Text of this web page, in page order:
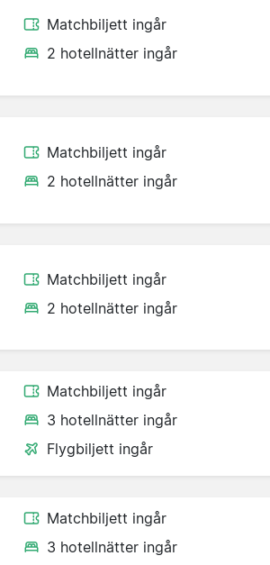
Matchbiljett ingår
2 hotellnätter ingår
Matchbiljett ingår
2 hotellnätter ingår
Matchbiljett ingår
2 hotellnätter ingår
Matchbiljett ingår
3 hotellnätter ingår
Flygbiljett ingår
Matchbiljett ingår
3 hotellnätter ingår